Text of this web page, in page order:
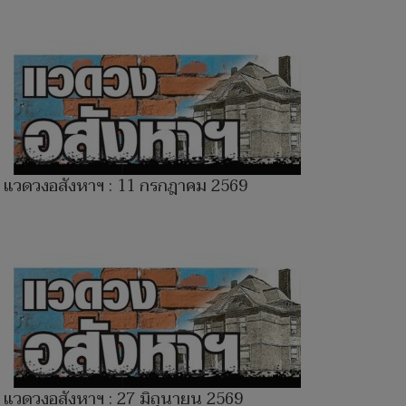
แวดวงอสังหาฯ : 11 กรกฎาคม 2569
แวดวงอสังหาฯ : 27 มิถุนายน 2569